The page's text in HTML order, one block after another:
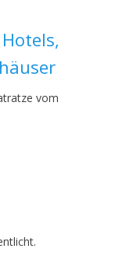
vom